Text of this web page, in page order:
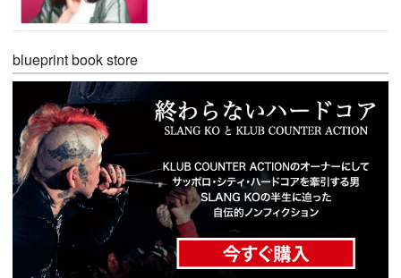
blueprint book store